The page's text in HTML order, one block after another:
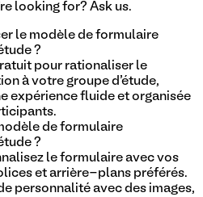
looking for? Ask us.
le modèle de formulaire
?
pour rationaliser le
à votre groupe d'étude,
expérience fluide et organisée
de formulaire
?
le formulaire avec vos
et arrière-plans préférés.
personnalité avec des images,